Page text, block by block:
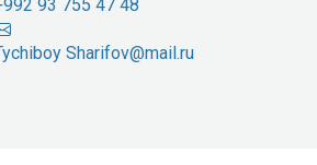
93 755 47 48
Sharifov@mail.ru